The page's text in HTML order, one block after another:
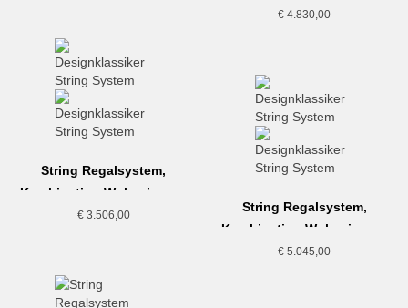
Weiß
€ 4.830,00
String Regalsystem,
Kombination Wohnzimmer,
beige-weiss
€3.506,00
String Regalsystem,
Kombination Wohnzimmer,
Esche-weiss
€ 5.045,00